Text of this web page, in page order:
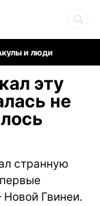
и люди
эту
не
странную
Гвинеи.